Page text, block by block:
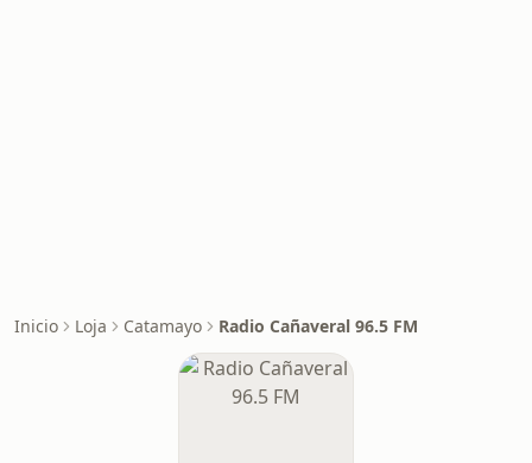
Inicio Loja Catamayo Radio Cañaveral 96.5 FM